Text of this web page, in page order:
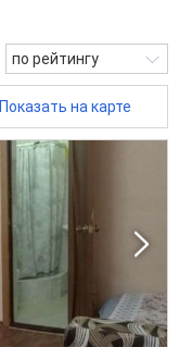
по рейтингу
Показать на карте